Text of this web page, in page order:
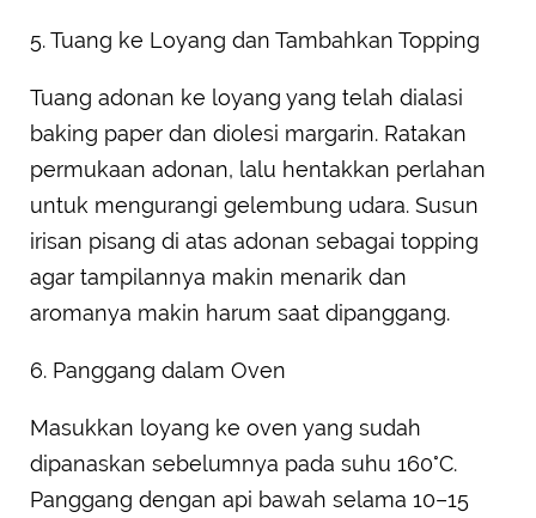
5. Tuang ke Loyang dan Tambahkan Topping
Tuang adonan ke loyang yang telah dialasi
baking paper dan diolesi margarin. Ratakan
permukaan adonan, lalu hentakkan perlahan
untuk mengurangi gelembung udara. Susun
irisan pisang di atas adonan sebagai topping
agar tampilannya makin menarik dan
aromanya makin harum saat dipanggang.
6. Panggang dalam Oven
Masukkan loyang ke oven yang sudah
dipanaskan sebelumnya pada suhu 160°C.
Panggang dengan api bawah selama 10–15